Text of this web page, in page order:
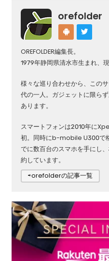
orefolder
OREFOLDER編集長。
1979年静岡県清水市生まれ、
様々な巡り合わせから、この
代の一人。ガジェットに限ら
あります。
スマートフォンは2010年に
初。同時にb-mobile U300で
でに数百台のスマホを手にし
約しています。
⇨orefolderの記事一覧